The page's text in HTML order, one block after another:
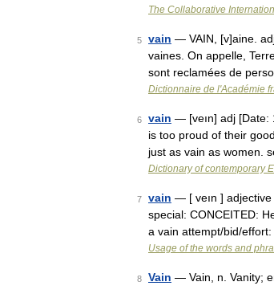
The Collaborative
5 vain — VAIN, [v]aine.
vaines. On appelle,
sont reclamées de
Dictionnaire de l'Académie
6 vain — [veın] adj [Date:
is too proud of their
just as vain as women.
Dictionary of contemporary
7 vain — [ veın ]
special: CONCEITED:
a vain attempt/bid/
Usage of the words and
8 Vain — Vain, n. Vanity;